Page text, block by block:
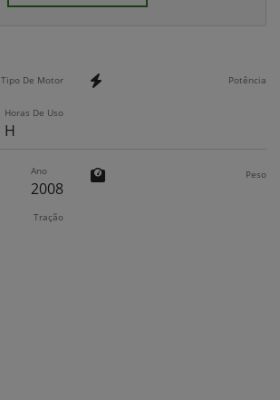
Tipo De Motor Potência
Horas De Uso
H
Ano
2008
Peso
Tração